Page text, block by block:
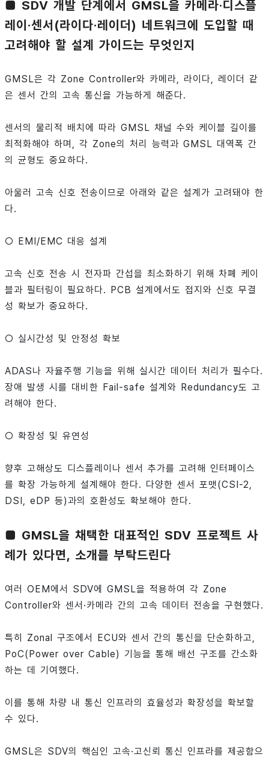
■ SDV 개발 단계에서 GMSL을 카메라·디스플
레이·센서(라이다·레이더) 네트워크에 도입할 때
고려해야 할 설계 가이드는 무엇인지
GMSL은 각 Zone Controller와 카메라, 라이다, 레이더 같
은 센서 간의 고속 통신을 가능하게 해준다.
센서의 물리적 배치에 따라 GMSL 채널 수와 케이블 길이를
최적화해야 하며, 각 Zone의 처리 능력과 GMSL 대역폭 간
의 균형도 중요하다.
아울러 고속 신호 전송이므로 아래와 같은 설계가 고려돼야 한
다.
○ EMI/EMC 대응 설계
고속 신호 전송 시 전자파 간섭을 최소화하기 위해 차폐 케이
블과 필터링이 필요하다. PCB 설계에서도 접지와 신호 무결
성 확보가 중요하다.
○ 실시간성 및 안정성 확보
ADAS나 자율주행 기능을 위해 실시간 데이터 처리가 필수다.
장애 발생 시를 대비한 Fail-safe 설계와 Redundancy도 고
려해야 한다.
○ 확장성 및 유연성
향후 고해상도 디스플레이나 센서 추가를 고려해 인터페이스
를 확장 가능하게 설계해야 한다. 다양한 센서 포맷(CSI-2,
DSI, eDP 등)과의 호환성도 확보해야 한다.
■ GMSL을 채택한 대표적인 SDV 프로젝트 사
례가 있다면, 소개를 부탁드린다
여러 OEM에서 SDV에 GMSL을 적용하여 각 Zone
Controller와 센서·카메라 간의 고속 데이터 전송을 구현했다.
특히 Zonal 구조에서 ECU와 센서 간의 통신을 단순화하고,
PoC(Power over Cable) 기능을 통해 배선 구조를 간소화
하는 데 기여했다.
이를 통해 차량 내 통신 인프라의 효율성과 확장성을 확보할
수 있다.
GMSL은 SDV의 핵심인 고속·고신뢰 통신 인프라를 제공함으